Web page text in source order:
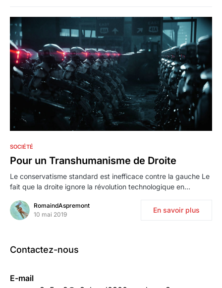
SOCIÉTÉ
Pour un Transhumanisme de Droite
Le conservatisme standard est inefficace contre la gauche Le
fait que la droite ignore la révolution technologique en…
RomaindAspremont
10 mai 2019
En savoir plus
Contactez-nous
E-mail